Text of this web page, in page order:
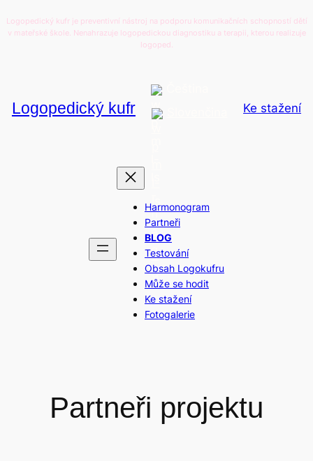
na
Logopedický kufr je preventivní nástroj na podporu komunikačních schopností dětí
v mateřské škole. Nenahrazuje logopedickou diagnostiku a terapii, kterou realizuje
logoped.
Logopedický kufr Ke stažení
Harmonogram
Partneři
BLOG
Testování
Obsah Logokufru
Může se hodit
Ke stažení
Fotogalerie
Partneři projektu